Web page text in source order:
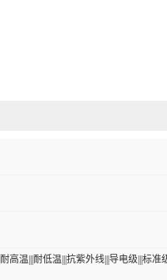
高温|||耐低温|||抗紫外线|||导电级|||标